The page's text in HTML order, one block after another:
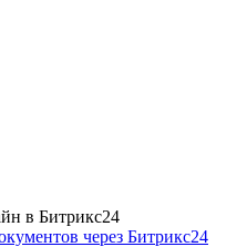
в Битрикс24
через Битрикс24